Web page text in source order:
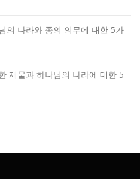
의 나라와 종의 의무에 대한 5가
재물과 하나님의 나라에 대한 5